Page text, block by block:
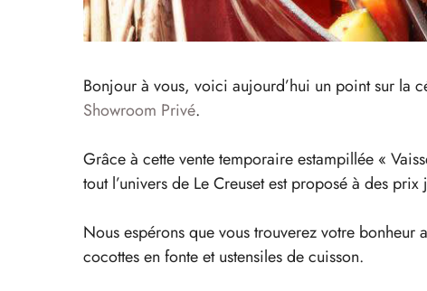
Bonjour à vous, voici aujourd’hui un point sur la
Showroom Privé.
Grâce à cette vente temporaire estampillée «
tout l’univers de Le Creuset est proposé à des
Nous espérons que vous trouverez votre bonheur
cocottes en fonte et ustensiles de cuisson.